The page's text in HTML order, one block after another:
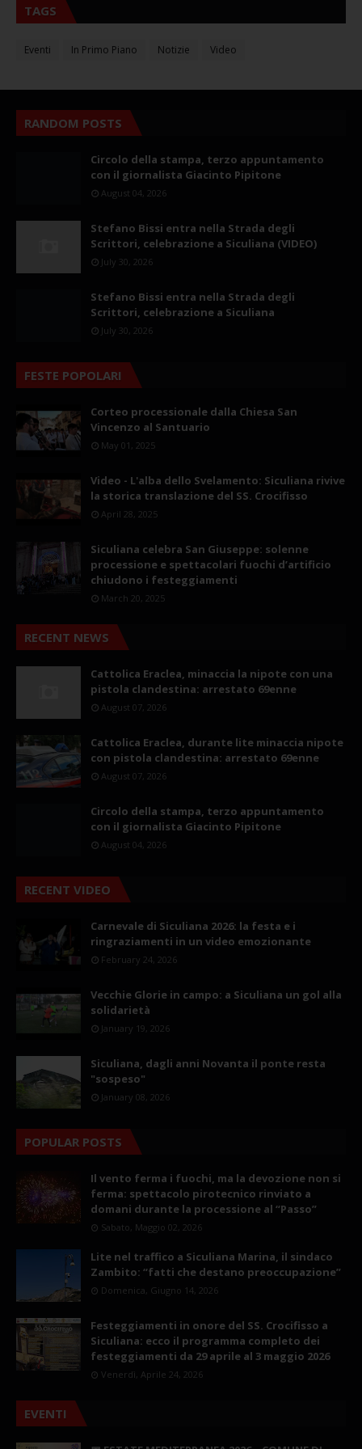
TAGS
Eventi In Primo Piano Notizie Video
RANDOM POSTS
Circolo della stampa, terzo appuntamento
con il giornalista Giacinto Pipitone
August 04, 2026
Stefano Bissi entra nella Strada degli
Scrittori, celebrazione a Siculiana (VIDEO)
July 30, 2026
Stefano Bissi entra nella Strada degli
Scrittori, celebrazione a Siculiana
July 30, 2026
FESTE POPOLARI
Corteo processionale dalla Chiesa San
Vincenzo al Santuario
May 01, 2025
Video - L'alba dello Svelamento: Siculiana rivive
la storica translazione del SS. Crocifisso
April 28, 2025
Siculiana celebra San Giuseppe: solenne
processione e spettacolari fuochi d’artificio
chiudono i festeggiamenti
March 20, 2025
RECENT NEWS
Cattolica Eraclea, minaccia la nipote con una
pistola clandestina: arrestato 69enne
August 07, 2026
Cattolica Eraclea, durante lite minaccia nipote
con pistola clandestina: arrestato 69enne
August 07, 2026
Circolo della stampa, terzo appuntamento
con il giornalista Giacinto Pipitone
August 04, 2026
RECENT VIDEO
Carnevale di Siculiana 2026: la festa e i
ringraziamenti in un video emozionante
February 24, 2026
Vecchie Glorie in campo: a Siculiana un gol alla
solidarietà
January 19, 2026
Siculiana, dagli anni Novanta il ponte resta
"sospeso"
January 08, 2026
POPULAR POSTS
Il vento ferma i fuochi, ma la devozione non si
ferma: spettacolo pirotecnico rinviato a
domani durante la processione al “Passo”
Sabato, Maggio 02, 2026
Lite nel traffico a Siculiana Marina, il sindaco
Zambito: “fatti che destano preoccupazione”
Domenica, Giugno 14, 2026
Festeggiamenti in onore del SS. Crocifisso a
Siculiana: ecco il programma completo dei
festeggiamenti da 29 aprile al 3 maggio 2026
Venerdì, Aprile 24, 2026
EVENTI